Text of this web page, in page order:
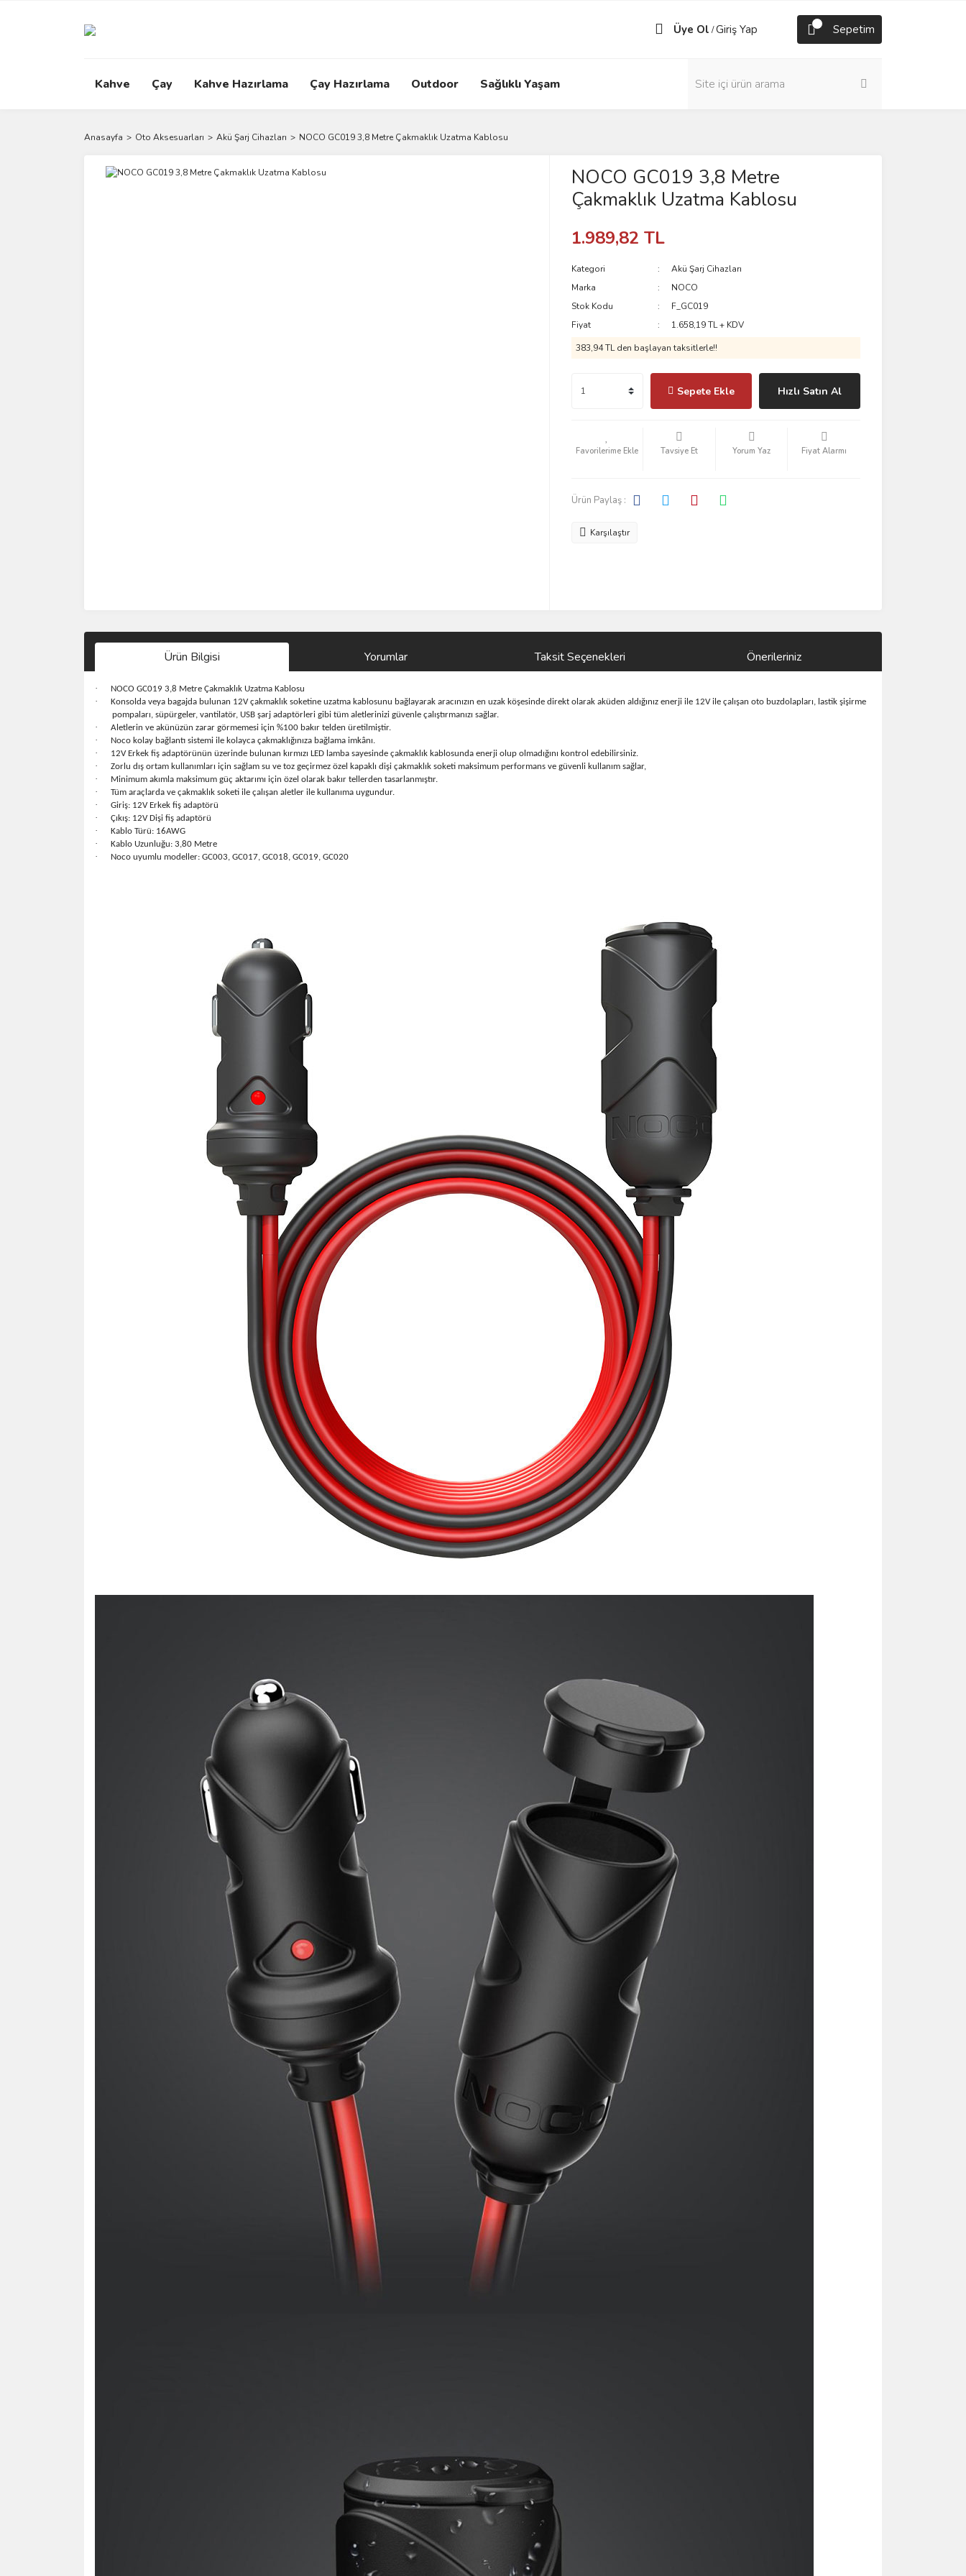
Üye Ol /Giriş Yap Sepetim
Kahve Çay Kahve Hazırlama Çay Hazırlama Outdoor Sağlıklı Yaşam
Anasayfa Oto Aksesuarları Akü Şarj Cihazları NOCO GC019 3,8 Metre Çakmaklık Uzatma Kablosu
NOCO GC019 3,8 Metre
Çakmaklık Uzatma Kablosu
1.989,82 TL
Kategori
Akü Şarj Cihazları
Marka
NOCO
Stok Kodu
F_GC019
Fiyat
1.658,19 TL + KDV
383,94 TL den başlayan taksitlerle!!
Sepete Ekle Hızlı Satın Al
Tavsiye Et Yorum Yaz Fiyat Alarmı
Ürün Paylaş :
Karşılaştır
Ürün Bilgisi Yorumlar Taksit Seçenekleri Önerileriniz
· NOCO GC019 3,8 Metre Çakmaklık Uzatma Kablosu
·
Konsolda veya bagajda bulunan 12V çakmaklık soketine uzatma kablosunu bağlayarak aracınızın en uzak köşesinde direkt olarak aküden aldığınız enerji ile 12V ile çalışan oto buzdolapları, lastik şişirme
pompaları, süpürgeler, vantilatör, USB şarj adaptörleri gibi tüm aletlerinizi güvenle çalıştırmanızı sağlar.
· Aletlerin ve akünüzün zarar görmemesi için %100 bakır telden üretilmiştir.
· Noco kolay bağlantı sistemi ile kolayca çakmaklığınıza bağlama imkânı.
· 12V Erkek fiş adaptörünün üzerinde bulunan kırmızı LED lamba sayesinde çakmaklık kablosunda enerji olup olmadığını kontrol edebilirsiniz.
· Zorlu dış ortam kullanımları için sağlam su ve toz geçirmez özel kapaklı dişi çakmaklık soketi maksimum performans ve güvenli kullanım sağlar,
· Minimum akımla maksimum güç aktarımı için özel olarak bakır tellerden tasarlanmıştır.
· Tüm araçlarda ve çakmaklık soketi ile çalışan aletler ile kullanıma uygundur.
· Giriş: 12V Erkek fiş adaptörü
· Çıkış: 12V Dişi fiş adaptörü
· Kablo Türü: 16AWG
· Kablo Uzunluğu: 3,80 Metre
· Noco uyumlu modeller: GC003, GC017, GC018, GC019, GC020